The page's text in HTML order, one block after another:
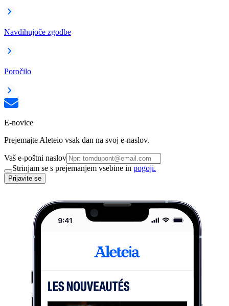
Navdihujoče zgodbe
Poročilo
E-novice
Prejemajte Aleteio vsak dan na svoj e-naslov.
Vaš e-poštni naslov
Strinjam se s prejemanjem vsebine in pogoji.
Prijavite se